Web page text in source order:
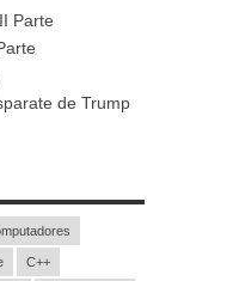
Parte
de Trump
C++